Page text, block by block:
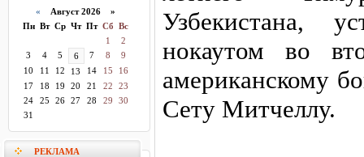
« Август 2026 »
Пн Вт Ср Чт Пт Сб Вс
1
2
3
4 5 6 7 8
9
10
11 12 13 14 15
16
17
18 19 20 21 22
23
24
25 26 27 28 29
30
31
РЕКЛАМА
Узбекистана,
нокаутом во
американскому
Сету Митчеллу.